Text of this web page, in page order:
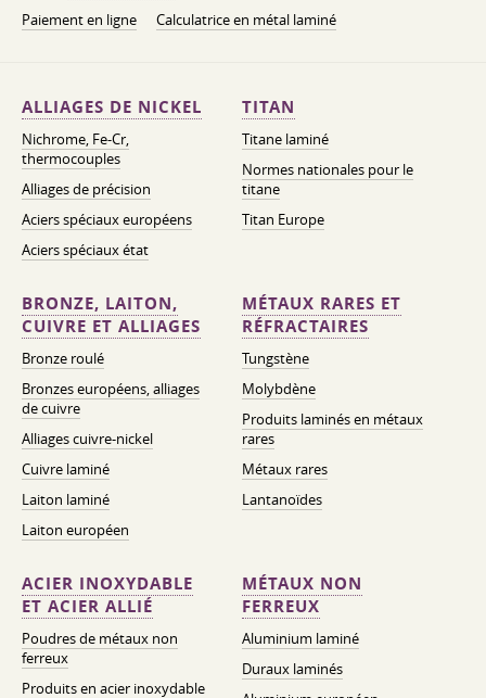
Paiement en ligne
Calculatrice en métal laminé
ALLIAGES DE NICKEL
Nichrome, Fe-Cr,
thermocouples
Alliages de précision
Aciers spéciaux européens
Aciers spéciaux état
TITAN
Titane laminé
Normes nationales pour le
titane
Titan Europe
BRONZE, LAITON,
CUIVRE ET ALLIAGES
Bronze roulé
Bronzes européens, alliages
de cuivre
Alliages cuivre-nickel
Cuivre laminé
Laiton laminé
Laiton européen
MÉTAUX RARES ET
RÉFRACTAIRES
Tungstène
Molybdène
Produits laminés en métaux
rares
Métaux rares
Lantanoïdes
ACIER INOXYDABLE
ET ACIER ALLIÉ
Poudres de métaux non
ferreux
Produits en acier inoxydable
MÉTAUX NON
FERREUX
Aluminium laminé
Duraux laminés